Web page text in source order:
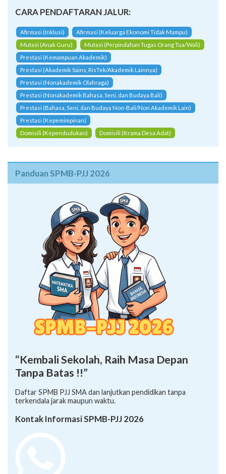
CARA PENDAFTARAN JALUR:
Afirmasi (Inklusi)
Afirmasi (Keluarga Ekonomi Tidak Mampu)
Mutasi (Anak Guru)
Mutasi (Perpindahan Tugas Orang Tua/Wali)
Prestasi (Kemampuan Akademik)
Prestasi (Akademik Sains, RisTek/Akademik Lainnya)
Prestasi (Nonakademik Olahraga)
Prestasi (Nonakademik Bahasa, Seni, dan Budaya Bali)
Prestasi (Bahasa, Seni, dan Budaya Non-Bali/Non Akademik Lain)
Prestasi (Kepemimpinan)
Domisili (Kependudukan)
Domisili (Krama Desa Adat)
Panduan SPMB-PJJ 2026
“Kembali Sekolah, Raih Masa Depan
Tanpa Batas !!”
Daftar SPMB PJJ SMA dan lanjutkan pendidikan tanpa
terkendala jarak maupun waktu.
Kontak Informasi SPMB-PJJ 2026